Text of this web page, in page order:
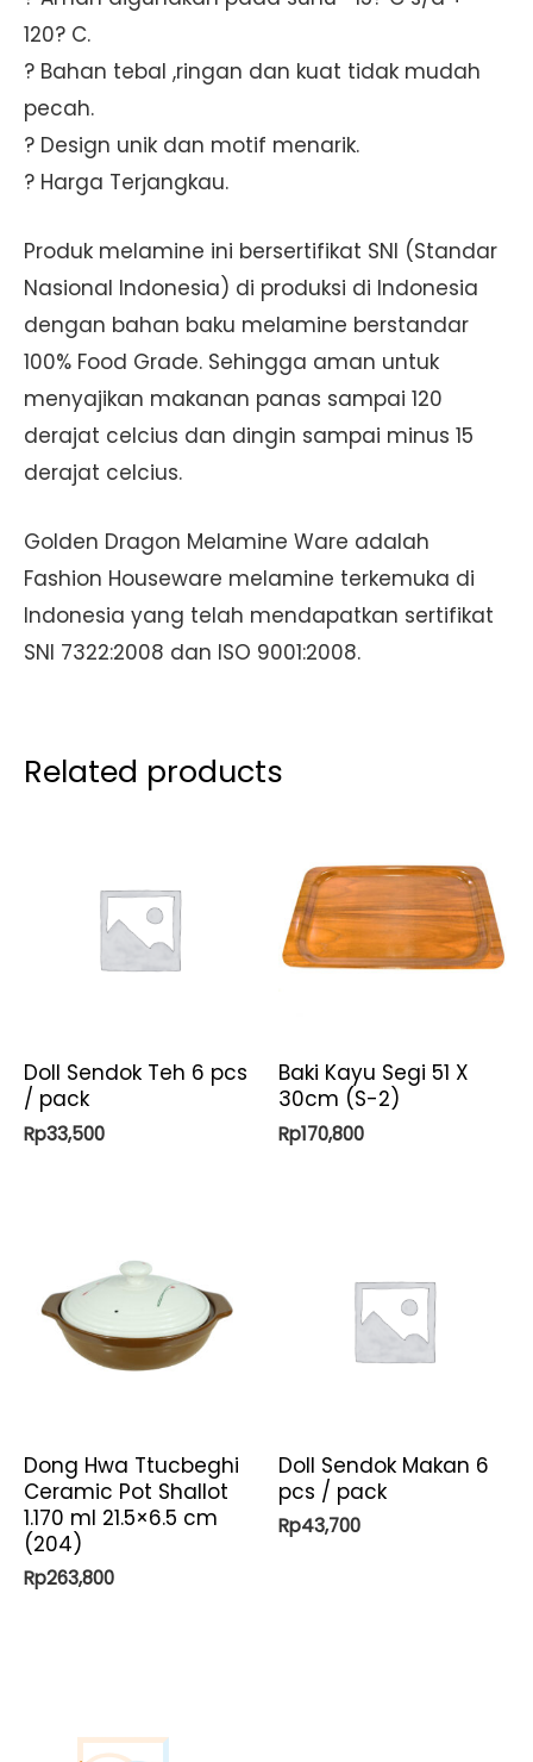
120? C.
? Bahan tebal ,ringan dan kuat tidak mudah
pecah.
? Design unik dan motif menarik.
? Harga Terjangkau.
Produk melamine ini bersertifikat SNI (Standar
Nasional Indonesia) di produksi di Indonesia
dengan bahan baku melamine berstandar
100% Food Grade. Sehingga aman untuk
menyajikan makanan panas sampai 120
derajat celcius dan dingin sampai minus 15
derajat celcius.
Golden Dragon Melamine Ware adalah
Fashion Houseware melamine terkemuka di
Indonesia yang telah mendapatkan sertifikat
SNI 7322:2008 dan ISO 9001:2008.
Related products
Doll Sendok Teh 6 pcs
/ pack
Rp33,500
Baki Kayu Segi 51 X
30cm (S-2)
Rp170,800
Dong Hwa Ttucbeghi
Ceramic Pot Shallot
1.170 ml 21.5×6.5 cm
(204)
Rp263,800
Doll Sendok Makan 6
pcs / pack
Rp43,700